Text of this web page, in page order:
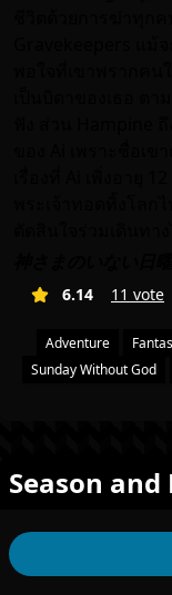
6.14 11 vote
Adventure
Sunday Without God
Season and